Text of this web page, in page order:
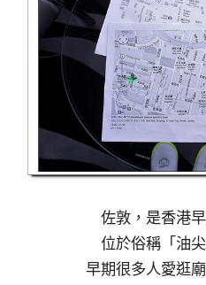
佐敦，是香港
位於俗稱「油
早期很多人愛逛